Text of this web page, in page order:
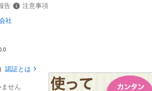
告
注意事項
社
認証とは
せん